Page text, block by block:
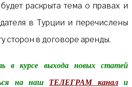
раскрыта тема о правах и
в Турции и перечислены
сторон в договоре аренды.
в курсе выхода новых статей
на наш ТЕЛЕГРАМ канали